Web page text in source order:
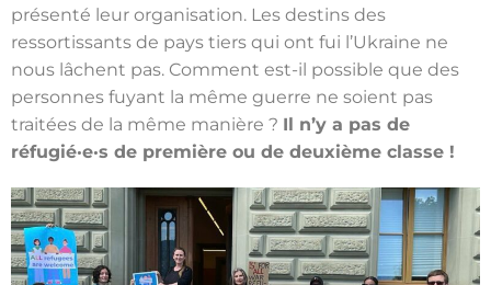
présenté leur organisation. Les destins des
ressortissants de pays tiers qui ont fui l’Ukraine ne
nous lâchent pas. Comment est-il possible que des
personnes fuyant la même guerre ne soient pas
traitées de la même manière ? Il n’y a pas de
réfugié·e·s de première ou de deuxième classe !